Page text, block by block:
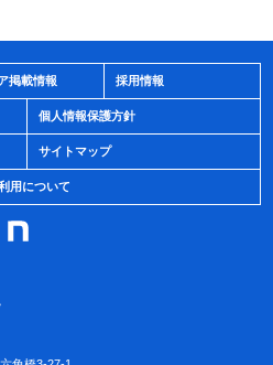
掲載情報 採用情報
個人情報保護方針
サイトマップ
用について